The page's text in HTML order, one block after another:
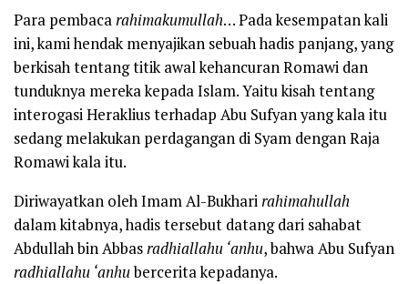
Para pembacarahimakumullah… Pada kesempatan kali
ini, kami hendak menyajikan sebuah hadis panjang, yang
berkisah tentang titik awal kehancuran Romawi dan
tunduknya mereka kepada Islam. Yaitu kisah tentang
interogasi Heraklius terhadap Abu Sufyan yang kala itu
sedang melakukan perdagangan di Syam dengan Raja
Romawi kala itu.
Diriwayatkan oleh Imam Al-Bukharirahimahullah
dalam kitabnya, hadis tersebut datang dari sahabat
Abdullah bin Abbasradhiallahu ‘anhu, bahwa Abu Sufyan
radhiallahu ‘anhubercerita kepadanya.